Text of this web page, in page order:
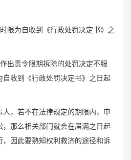
限为自收到《行政处罚决定书》之
出责令限期拆除的处罚决定不服
收到《行政处罚决定书》之日起
，若不在法律规定的期限内，申
那么相关部门就会在届满之日起
因此要熟知权利救济的途径和诉